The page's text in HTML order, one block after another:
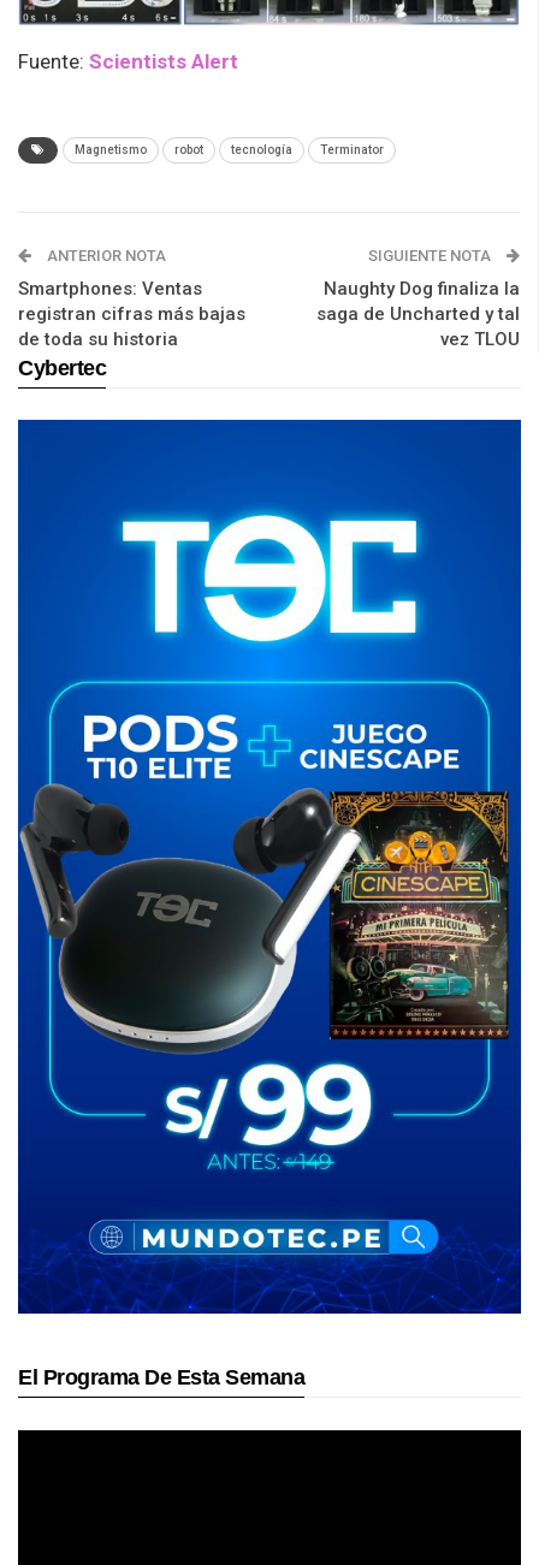
Fuente: Scientists Alert
Magnetismo robot tecnología Terminator
ANTERIOR NOTA
Smartphones: Ventas
registran cifras más bajas
de toda su historia
SIGUIENTE NOTA
Naughty Dog finaliza la
saga de Uncharted y tal
vez TLOU
Cybertec
El Programa De Esta Semana